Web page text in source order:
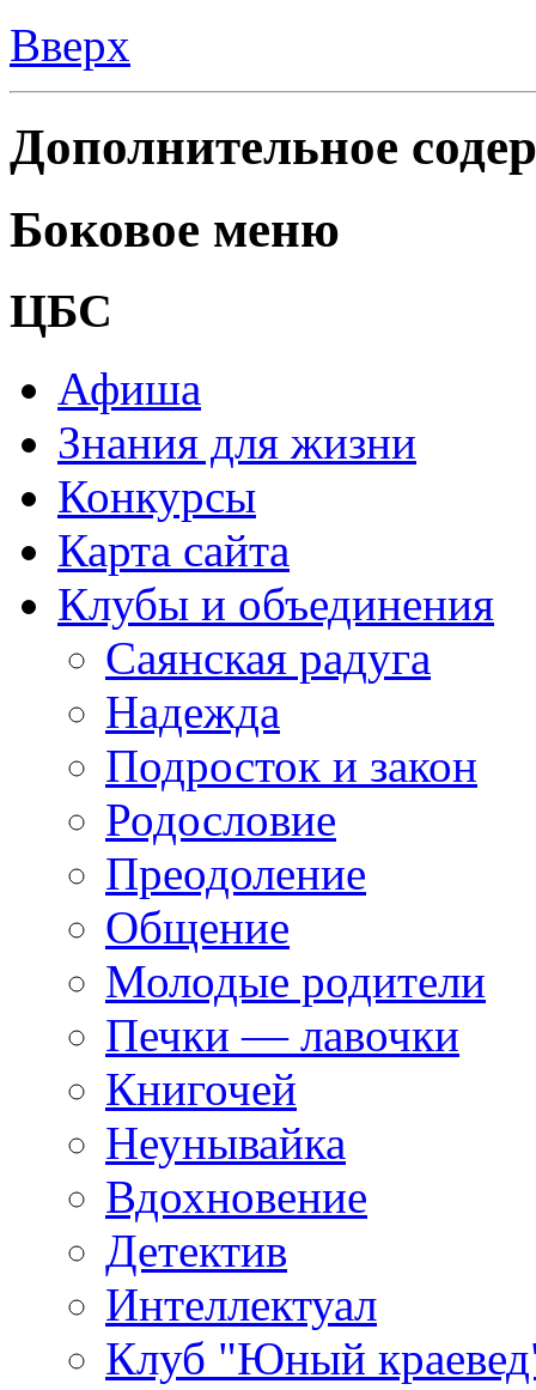
Вверх
Дополнительное
Боковое меню
ЦБС
Афиша
Знания для жизни
Конкурсы
Карта сайта
Клубы и объединения
Саянская радуга
Надежда
Подросток и закон
Родословие
Преодоление
Общение
Молодые родители
Печки — лавочки
Книгочей
Неунывайка
Вдохновение
Детектив
Интеллектуал
Клуб "Юный